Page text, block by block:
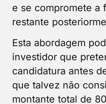
e se compromete a
restante
Esta abordagem
investidor que
candidatura antes
que talvez não
montante total de